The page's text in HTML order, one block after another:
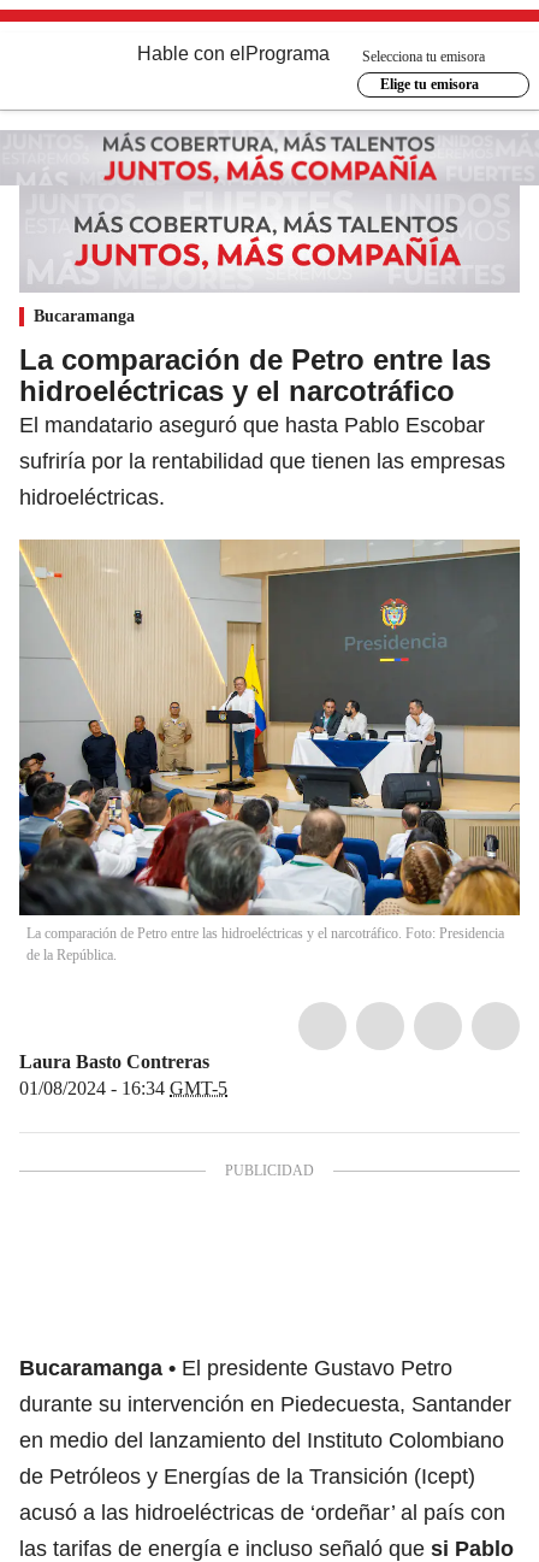
Hable con el Programa
Selecciona tu emisora
Elige tu emisora
Bucaramanga
La comparación de Petro entre las
hidroeléctricas y el narcotráfico
El mandatario aseguró que hasta Pablo Escobar
sufriría por la rentabilidad que tienen las empresas
hidroeléctricas.
La comparación de Petro entre las hidroeléctricas y el narcotráfico. Foto: Presidencia
de la República.
Laura Basto Contreras
01/08/2024 - 16:34 GMT-5
Bucaramanga
El presidente Gustavo Petro
durante su intervención en Piedecuesta, Santander
en medio del lanzamiento del Instituto Colombiano
de Petróleos y Energías de la Transición (Icept)
acusó a las hidroeléctricas de ‘ordeñar’ al país con
las tarifas de energía e incluso señaló que si Pablo